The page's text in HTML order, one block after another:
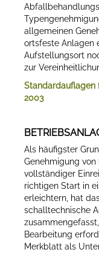
allgemeinen
ortsfeste Anlagen
Aufstellungsort
zur
2003
Als häufigster
Genehmigung
vollständiger
richtigen Start in
erleichtern, hat
schalltechnische
Bearbeitung
Merkblatt als